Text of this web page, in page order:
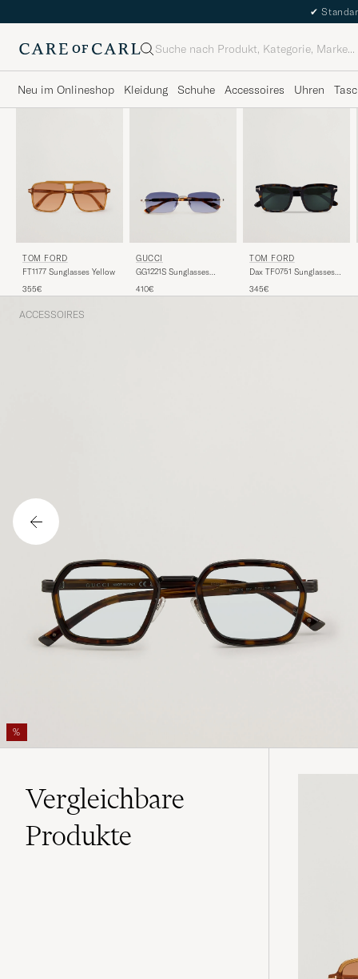
✔
Suche
Neu im Onlineshop Kleidung Schuhe Accessoires Uhren
TOM FORD
FT1177 Sunglasses Yellow
355€
GUCCI
GG1221S Sunglasses
410€
TOM FORD
Dax TF0751 Sunglasses
345€
ACCESSOIRES
%
Vergleichbare
Produkte